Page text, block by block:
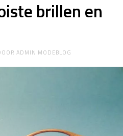
brillen en
ADMIN MODEBLOG